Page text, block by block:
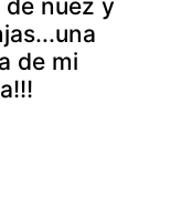
de nuez y
de mi